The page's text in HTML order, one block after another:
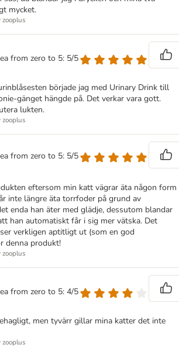
mycket.
from zero to 5: 5/5
började jag med Urinary Drink till
gänget hängde på. Det verkar vara gott.
lukten.
from zero to 5: 5/5
eftersom min katt vägrar äta någon form
inte längre äta torrfoder på grund av
enda han äter med glädje, dessutom blandar
han automatiskt får i sig mer vätska. Det
verkligen aptitligt ut (som en god
denna produkt!
from zero to 5: 4/5
men tyvärr gillar mina katter det inte